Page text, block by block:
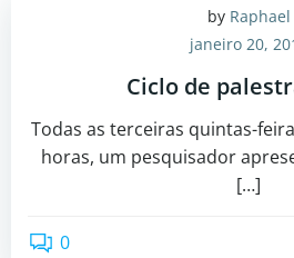
by Raphael
janeiro 20,
Ciclo de
Todas as terceiras quintas-
horas, um pesquisador
[…]
0